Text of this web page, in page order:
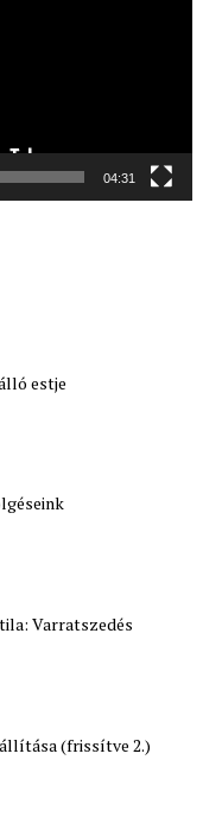
04:31
estje
Varratszedés
(frissítve 2.)